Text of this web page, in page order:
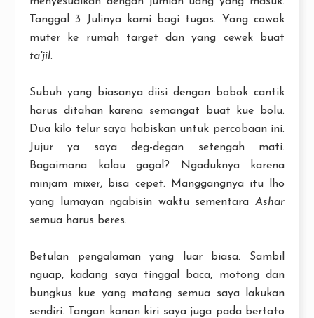
Tanggal 3 Julinya kami bagi tugas. Yang cowok
muter ke rumah target dan yang cewek buat
ta'jil.
Subuh yang biasanya diisi dengan bobok cantik
harus ditahan karena semangat buat kue bolu.
Dua kilo telur saya habiskan untuk percobaan ini.
Jujur ya saya deg-degan setengah mati.
Bagaimana kalau gagal? Ngaduknya karena
minjam mixer, bisa cepet. Manggangnya itu lho
yang lumayan ngabisin waktu sementara Ashar
semua harus beres.
Betulan pengalaman yang luar biasa. Sambil
nguap, kadang saya tinggal baca, motong dan
bungkus kue yang matang semua saya lakukan
sendiri. Tangan kanan kiri saya juga pada bertato